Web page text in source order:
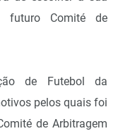
futuro Comité de
de Futebol da
pelos quais foi
de Arbitragem